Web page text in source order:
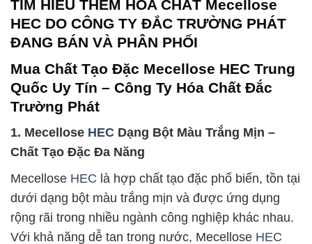
TÌM HIỂU THÊM HÓA CHẤT Mecellose
HEC DO CÔNG TY ĐẮC TRƯỜNG PHÁT
ĐANG BÁN VÀ PHÂN PHỐI
Mua Chất Tạo Đặc Mecellose HEC Trung
Quốc Uy Tín – Công Ty Hóa Chất Đắc
Trường Phát
1. Mecellose HEC Dạng Bột Màu Trắng Mịn –
Chất Tạo Đặc Đa Năng
Mecellose HEC là hợp chất tạo đặc phổ biến, tồn tại
dưới dạng bột màu trắng mịn và được ứng dụng
rộng rãi trong nhiều ngành công nghiệp khác nhau.
Với khả năng dễ tan trong nước, Mecellose HEC